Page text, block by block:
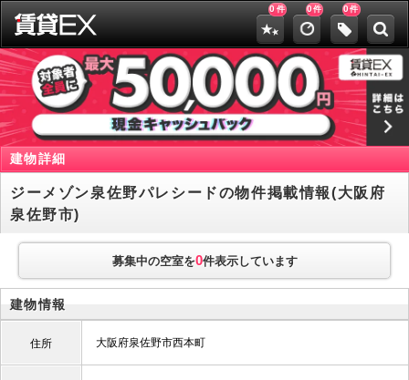
0 件 0件 0件
建物詳細
ジーメゾン泉佐野パレシードの物件掲載情報(大阪府
泉佐野市)
募集中の空室を0件表示しています
建物情報
住所 大阪府泉佐野市西本町